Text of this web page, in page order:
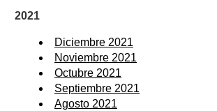
2021
Diciembre 2021
Noviembre 2021
Octubre 2021
Septiembre 2021
Agosto 2021